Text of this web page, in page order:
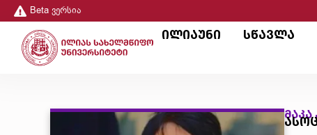
Beta ვერსია
ილიაუნი სწავლა
მაკა